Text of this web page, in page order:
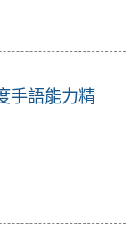
手語能力精